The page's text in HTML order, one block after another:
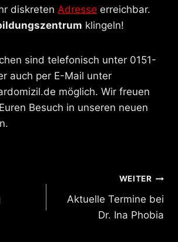
diskreten Adresse erreichbar.
klingeln!
sind telefonisch unter 0151-
auch per E-Mail unter
möglich. Wir freuen
Besuch in unseren neuen
WEITER
Aktuelle Termine bei
Dr. Ina Phobia